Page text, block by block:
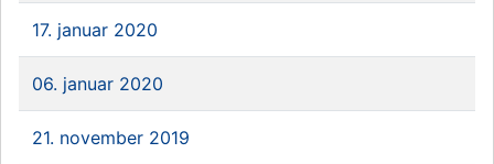
17. januar 2020
06. januar 2020
21. november 2019